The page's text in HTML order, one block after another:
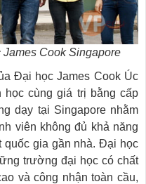
Cook Singapore
Đại học James Cook Úc
cùng giá trị bằng cấp
dạy tại Singapore nhằm
viên không đủ khả năng
quốc gia gần nhà. Đại học
trường đại học có chất
và công nhận toàn cầu,